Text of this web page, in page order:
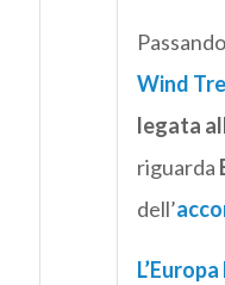
Wind
legata
riguarda
dell’